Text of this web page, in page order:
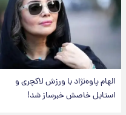
الهام پاوه‌نژاد با ورزش لاکچری و
استایل خاصش خبرساز شد!